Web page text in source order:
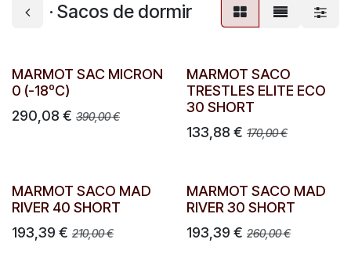
· Sacos de dormir
MARMOT SAC MICRON
0 (-18ºC)
290,08 € 390,00€
MARMOT SACO
TRESTLES ELITE ECO
30 SHORT
133,88 € 170,00€
MARMOT SACO MAD
RIVER 40 SHORT
193,39 € 210,00€
MARMOT SACO MAD
RIVER 30 SHORT
193,39 € 260,00€